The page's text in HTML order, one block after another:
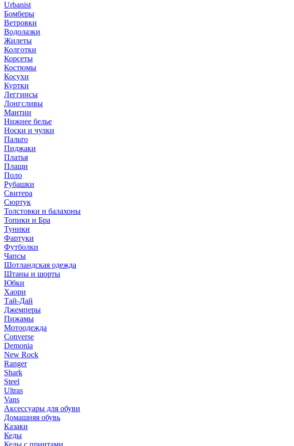
Urbanist
Бомберы
Ветровки
Водолазки
Жилеты
Колготки
Корсеты
Костюмы
Косухи
Куртки
Леггинсы
Лонгсливы
Мантии
Нижнее белье
Носки и чулки
Пальто
Пиджаки
Платья
Плащи
Поло
Рубашки
Свитера
Сюртук
Толстовки и балахоны
Топики и Бра
Туники
Фартуки
Футболки
Чапсы
Шотландская одежда
Штаны и шорты
Юбки
Хаори
Тай-Дай
Джемперы
Пижамы
Мотоодежда
Converse
Demonia
New Rock
Ranger
Shark
Steel
Ultras
Vans
Аксессуары для обуви
Домашняя обувь
Казаки
Кеды
Кеды с принтами